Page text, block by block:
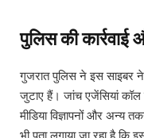
पुलिस की कार्रवाई
गुजरात पुलिस ने इस साइबर
जुटाए हैं। जांच एजेंसियां
मीडिया विज्ञापनों और अन्य
भी पता लगाया जा रहा है